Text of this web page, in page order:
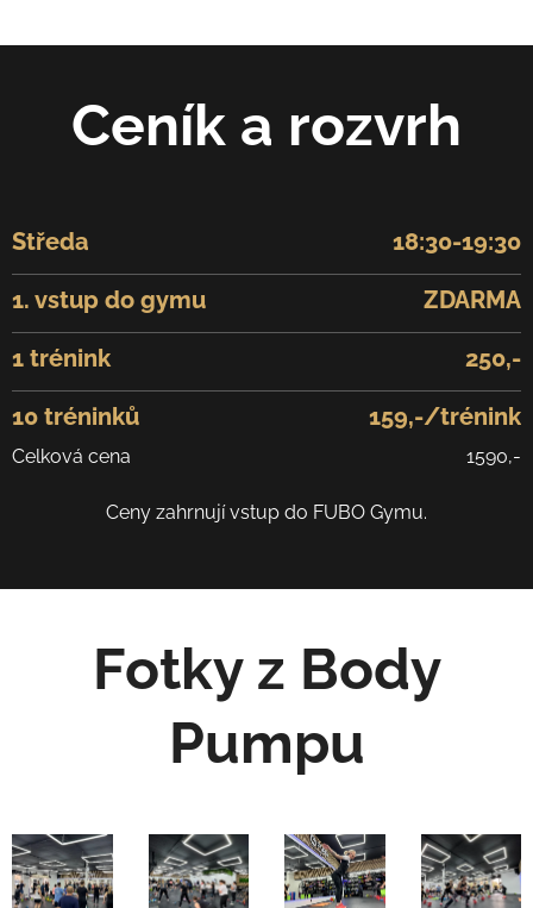
Ceník a rozvrh
Středa 18:30-19:30
1. vstup do gymu ZDARMA
1 trénink 250,-
10 tréninků
Celková cena
159,-/trénink
1590,-
Ceny zahrnují vstup do FUBO Gymu.
Fotky z Body
Pumpu